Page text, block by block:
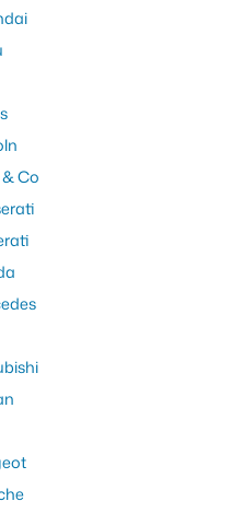
Co